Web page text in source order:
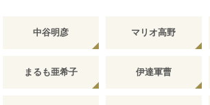
中谷明彦 マリオ高野
まるも亜希子 伊達軍曹